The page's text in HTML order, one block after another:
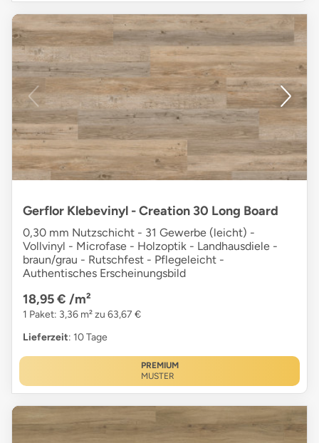
Gerflor Klebevinyl - Creation 30 Long Board
0,30 mm Nutzschicht - 31 Gewerbe (leicht) -
Vollvinyl - Microfase - Holzoptik - Landhausdiele -
braun/grau - Rutschfest - Pflegeleicht -
Authentisches Erscheinungsbild
18,95 € /m²
1 Paket: 3,36 m² zu 63,67 €
Lieferzeit: 10 Tage
PREMIUM
MUSTER